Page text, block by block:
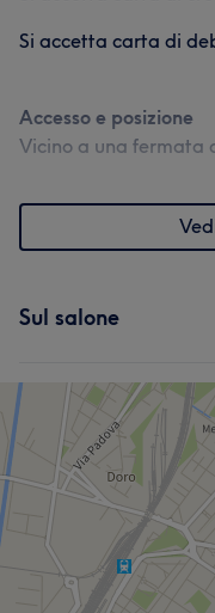
Si accetta carta di
Accesso e posizione
Vicino a una fermata
Sul salone